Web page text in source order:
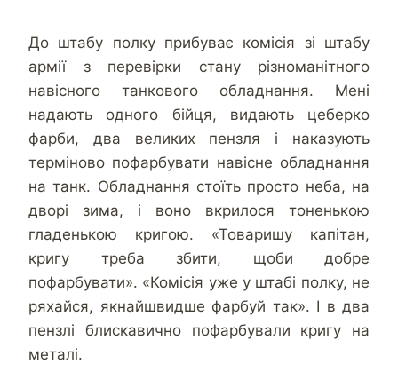
До штабу полку прибуває комісія зі штабу
армії з перевірки стану різноманітного
навісного танкового обладнання. Мені
надають одного бійця, видають цеберко
фарби, два великих пензля і наказують
терміново пофарбувати навісне обладнання
на танк. Обладнання стоїть просто неба, на
дворі зима, і воно вкрилося тоненькою
гладенькою кригою. «Товаришу капітан,
кригу треба збити, щоби добре
пофарбувати». «Комісія уже у штабі полку, не
ряхайся, якнайшвидше фарбуй так». І в два
пензлі блискавично пофарбували кригу на
металі.